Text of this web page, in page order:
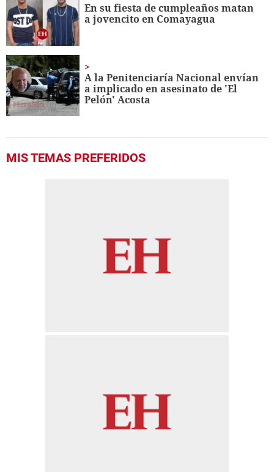
En su fiesta de cumpleaños matan
a jovencito en Comayagua
A la Penitenciaría Nacional envían
a implicado en asesinato de 'El
Pelón' Acosta
MIS TEMAS PREFERIDOS